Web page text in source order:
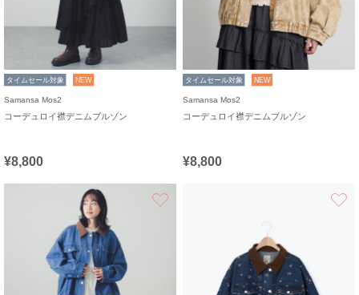
タイムセール対象 NEW
Samansa Mos2
コーデュロイ襟デニムブルゾン
¥8,800
タイムセール対象 NEW
Samansa Mos2
コーデュロイ襟デニムブルゾン
¥8,800